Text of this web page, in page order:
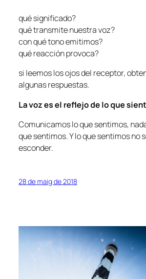
qué significado?
qué transmite nuestra voz?
con qué tono emitimos?
qué reacción provoca?
si leemos los ojos del receptor,
algunas respuestas.
La voz es el reflejo de lo que
Comunicamos lo que sentimos,
que sentimos. Y lo que sentimos no
esconder.
28 de maig de 2018